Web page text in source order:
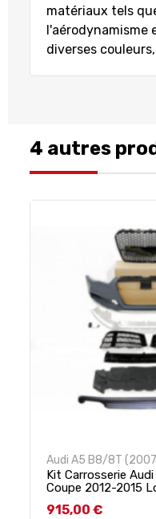
matériaux tels
l'aérodynamisme
diverses
4 autres
Audi A5 B8/8T
Kit Carrosserie
Coupe 2012-2015
Prix
915,00 €